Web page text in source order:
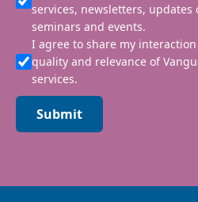
services, newsletters, updates
seminars and events.
I agree to share my
quality and relevance of
services.
Submit